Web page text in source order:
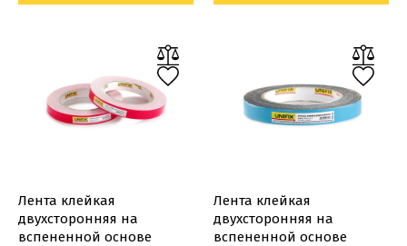
Лента клейкая
двухсторонняя на
вспененной основе
Лента клейкая
двухсторонняя на
вспененной основе